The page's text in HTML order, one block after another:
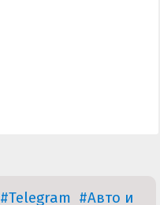
#Telegram #Авто и